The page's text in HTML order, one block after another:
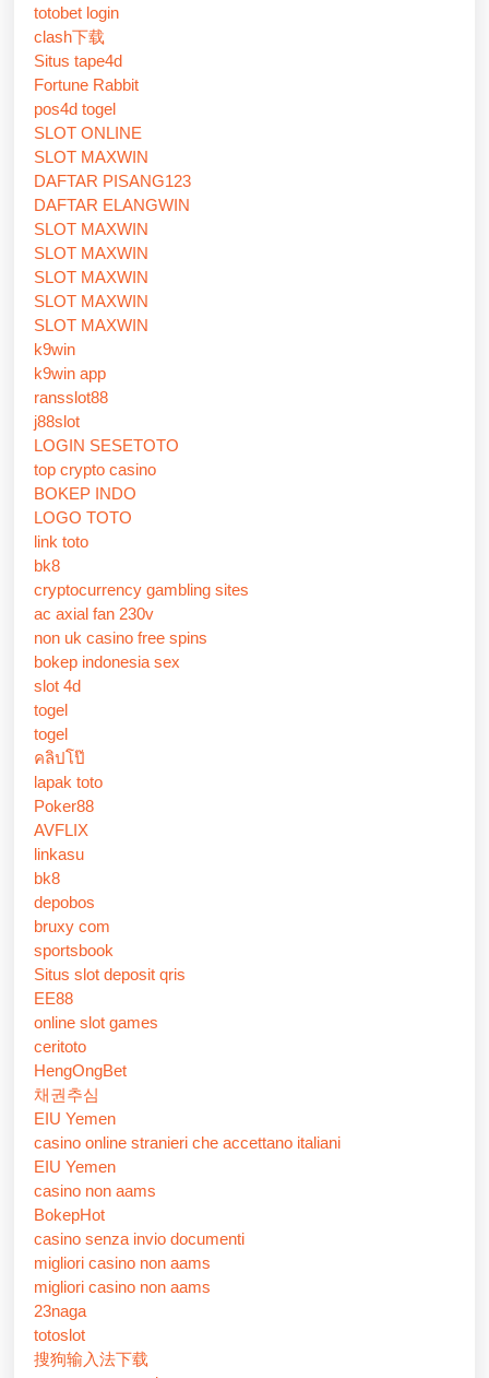
totobet login
clash下载
Situs tape4d
Fortune Rabbit
pos4d togel
SLOT ONLINE
SLOT MAXWIN
DAFTAR PISANG123
DAFTAR ELANGWIN
SLOT MAXWIN
SLOT MAXWIN
SLOT MAXWIN
SLOT MAXWIN
SLOT MAXWIN
k9win
k9win app
ransslot88
j88slot
LOGIN SESETOTO
top crypto casino
BOKEP INDO
LOGO TOTO
link toto
bk8
cryptocurrency gambling sites
ac axial fan 230v
non uk casino free spins
bokep indonesia sex
slot 4d
togel
togel
คลิปโป๊
lapak toto
Poker88
AVFLIX
linkasu
bk8
depobos
bruxy com
sportsbook
Situs slot deposit qris
EE88
online slot games
ceritoto
HengOngBet
채권추심
EIU Yemen
casino online stranieri che accettano italiani
EIU Yemen
casino non aams
BokepHot
casino senza invio documenti
migliori casino non aams
migliori casino non aams
23naga
totoslot
搜狗输入法下载